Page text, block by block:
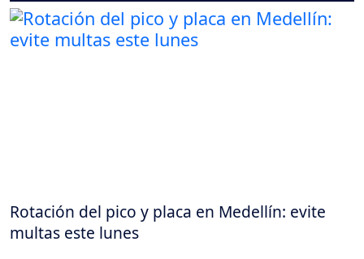
Rotación del pico y placa en Medellín: evite
multas este lunes